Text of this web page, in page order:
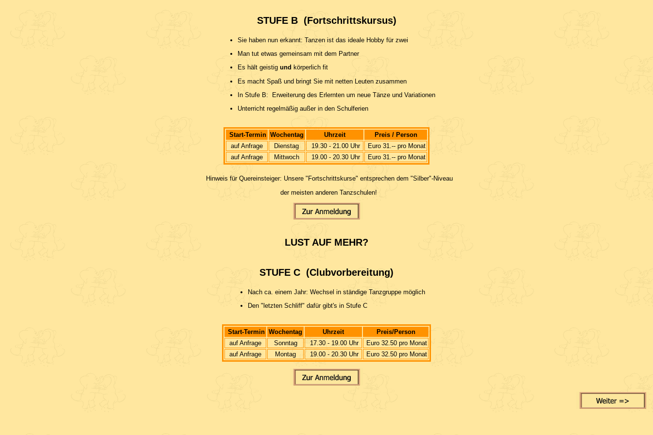
STUFE B (Fortschrittskursus)
Sie haben nun erkannt: Tanzen ist das ideale Hobby für zwei
Man tut etwas gemeinsam mit dem Partner
Es hält geistig und körperlich fit
Es macht Spaß und bringt Sie mit netten Leuten zusammen
In Stufe B: Erweiterung des Erlernten um neue Tänze und Variationen
Unterricht regelmäßig außer in den Schulferien
Start-Termin Wochentag Uhrzeit
Preis / Person
auf Anfrage
Dienstag 19.30 - 21.00 Uhr
Euro 31.-- pro Monat
auf Anfrage
Mittwoch 19.00 - 20.30 Uhr Euro 31.-- pro Monat
Hinweis für Quereinsteiger: Unsere "Fortschrittskurse" entsprechen dem "Silber"-Niveau
der meisten anderen Tanzschulen!
LUST AUF MEHR?
STUFE C (Clubvorbereitung)
Nach ca. einem Jahr: Wechsel in ständige Tanzgruppe möglich
Den "letzten Schliff" dafür gibt's in Stufe C
Start-Termin Wochentag Uhrzeit
Preis/Person
auf Anfrage
Sonntag 17.30 - 19.00 Uhr
Euro 32.50 pro Monat
auf Anfrage
Montag 19.00 - 20.30 Uhr Euro 32.50 pro Monat